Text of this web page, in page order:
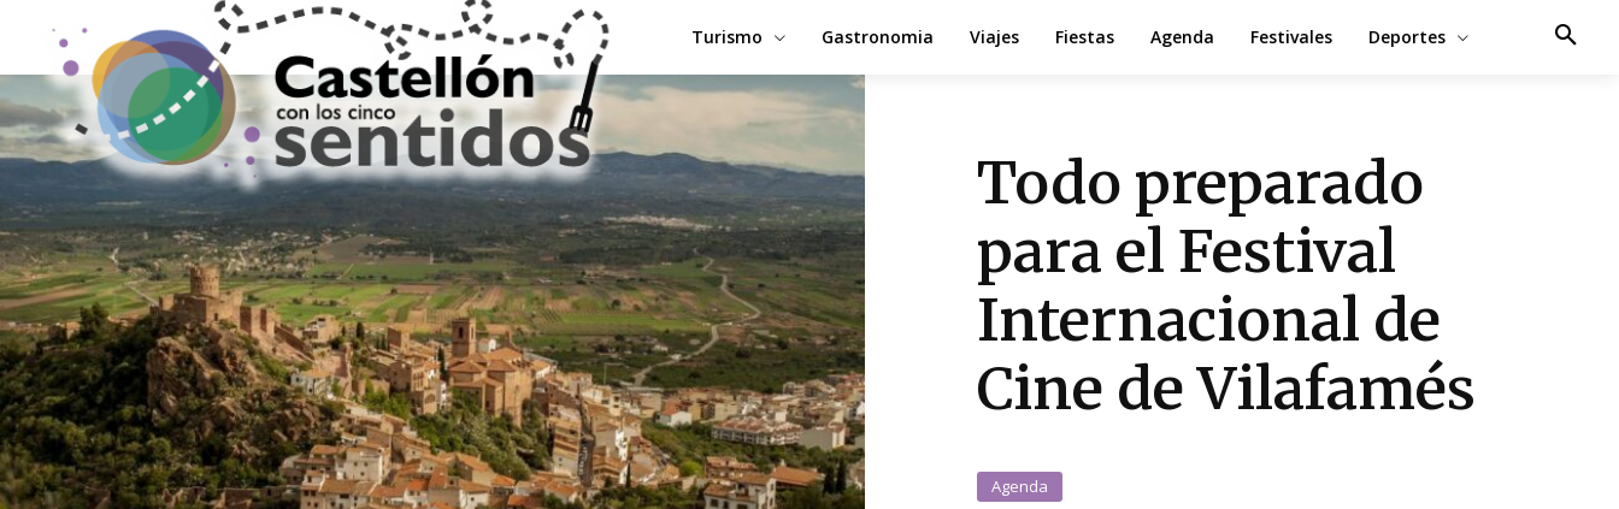
Turismo Gastronomia Viajes Fiestas Agenda Festivales Deportes
Todo preparado
para el Festival
Internacional de
Cine de Vilafamés
Agenda